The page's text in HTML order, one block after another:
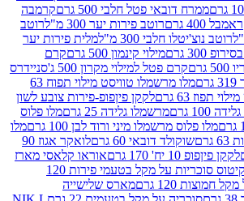
פטל חלבי 500 גרם
קרמבה
רוטב פירות יער 300 מ"ל
רוטב
חלבי 300 מ"ל
מלית פירות יער
מילוי קינמון 500 גרם
קרם
קרם פטל למילוי מקרון 500 ג'
סניידרס
מלו מרשמלו טוויסט מילוי תפוח 63
לקקן פיןפופ-פירות צובע לשון
מרשמלו גלידה 25 גרם
מלו פלוס
מרשמלו מיני ורוד לבן 100 גרם
מלו
דובאי 60 גרם
לואקר אגוז 90
אוראו קלאסי מארז
לוקיטוס סוכריות על מקל בטעמי פירות 120
מארס שלישייה